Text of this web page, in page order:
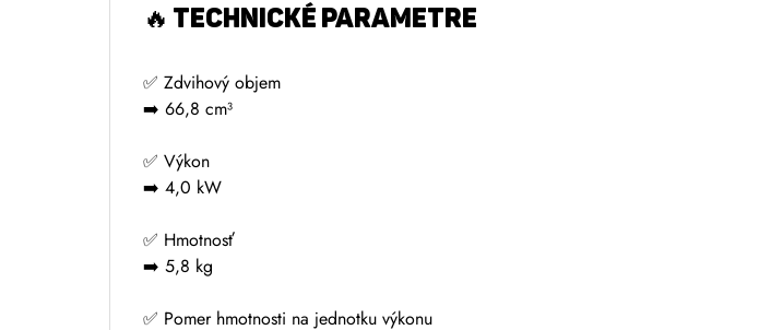
🔥 TECHNICKÉ PARAMETRE
✅ Zdvihový objem
➡️ 66,8 cm³
✅ Výkon
➡️ 4,0 kW
✅ Hmotnosť
➡️ 5,8 kg
✅ Pomer hmotnosti na jednotku výkonu